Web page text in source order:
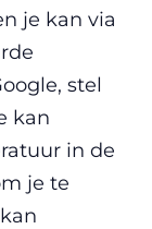
je kan via
stel
kan
in de
je te